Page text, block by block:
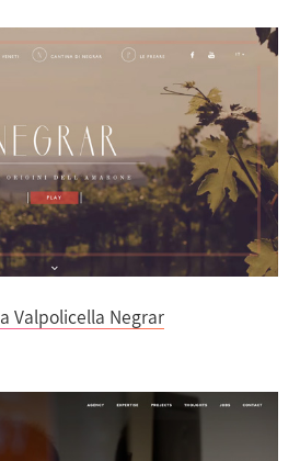
Valpolicella Negrar